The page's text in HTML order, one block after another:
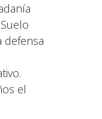
defensa
el